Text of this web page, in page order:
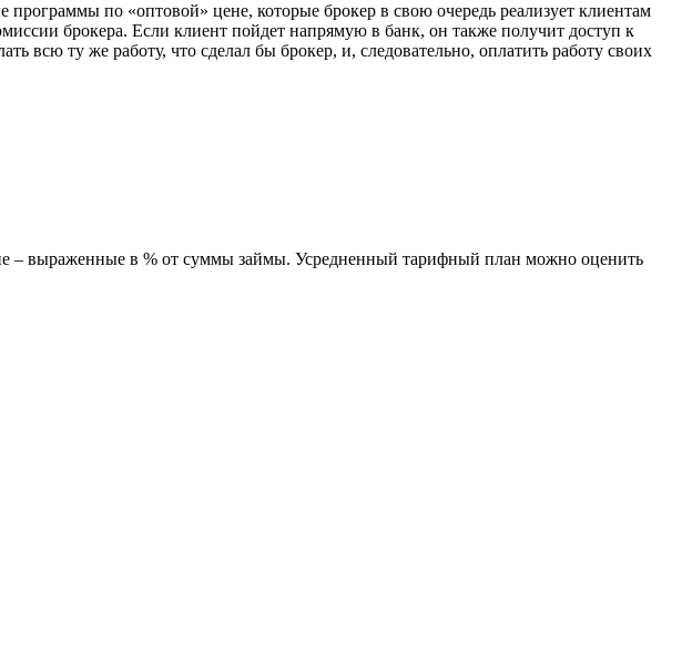
по «оптовой» цене, которые брокер в свою очередь реализует клиентам
брокера. Если клиент пойдет напрямую в банк, он также получит доступ к
всю ту же работу, что сделал бы брокер, и, следовательно, оплатить работу своих
– выраженные в % от суммы займы. Усредненный тарифный план можно оценить